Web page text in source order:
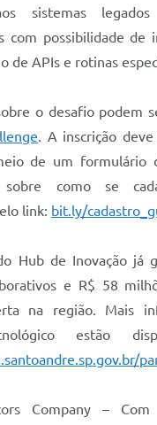
sistemas
com possibilidade de
de APIs e rotinas
o desafio podem
. A inscrição
de um formulário
sobre como se
link: bit.ly/
Hub de Inovação já
e R$ 58
na região. Mais
estão
Company –